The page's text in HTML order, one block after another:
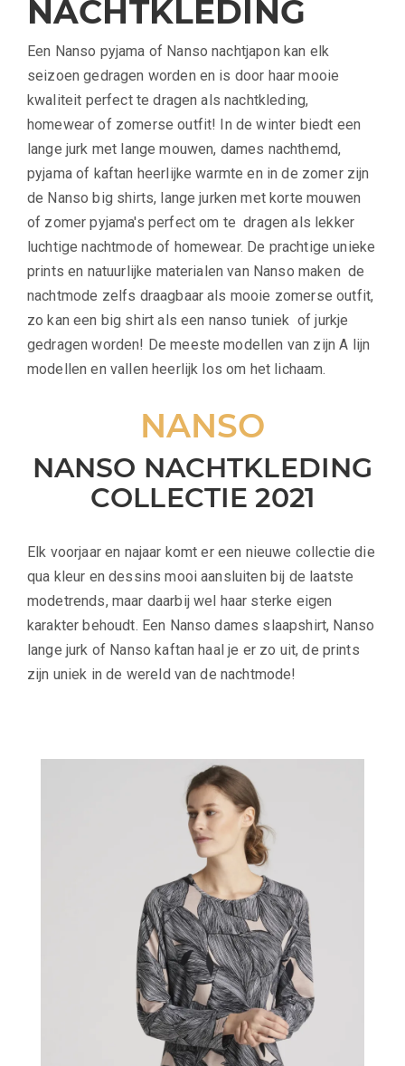
NACHTKLEDING
Een Nanso pyjama of Nanso nachtjapon kan elk
seizoen gedragen worden en is door haar mooie
kwaliteit perfect te dragen als nachtkleding,
homewear of zomerse outfit! In de winter biedt een
lange jurk met lange mouwen, dames nachthemd,
pyjama of kaftan heerlijke warmte en in de zomer zijn
de Nanso big shirts, lange jurken met korte mouwen
of zomer pyjama's perfect om te dragen als lekker
luchtige nachtmode of homewear. De prachtige unieke
prints en natuurlijke materialen van Nanso maken de
nachtmode zelfs draagbaar als mooie zomerse outfit,
zo kan een big shirt als een nanso tuniek of jurkje
gedragen worden! De meeste modellen van zijn A lijn
modellen en vallen heerlijk los om het lichaam.
NANSO
NANSO NACHTKLEDING
COLLECTIE 2021
Elk voorjaar en najaar komt er een nieuwe collectie die
qua kleur en dessins mooi aansluiten bij de laatste
modetrends, maar daarbij wel haar sterke eigen
karakter behoudt. Een Nanso dames slaapshirt, Nanso
lange jurk of Nanso kaftan haal je er zo uit, de prints
zijn uniek in de wereld van de nachtmode!